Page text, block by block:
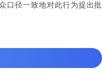
口径一致地对此行为提出批